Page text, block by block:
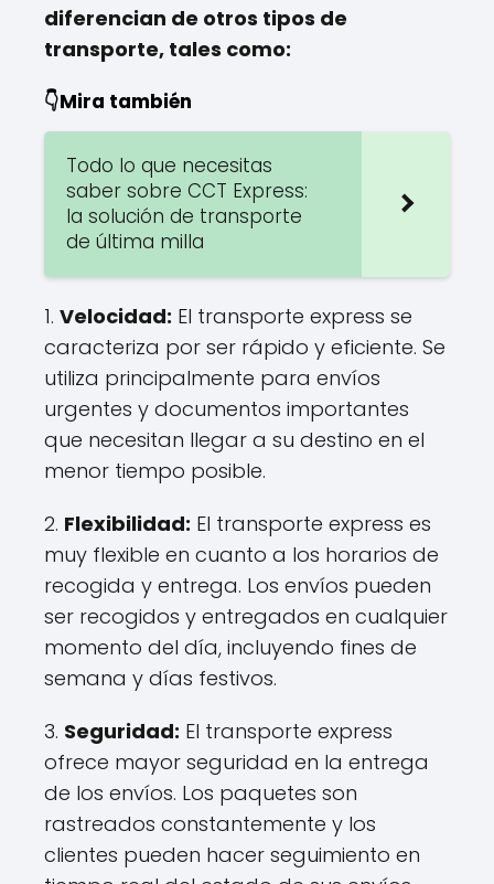
diferencian de otros tipos de
transporte, tales como:
👇Mira también
Todo lo que necesitas
saber sobre CCT Express:
la solución de transporte
de última milla
1. Velocidad: El transporte express se
caracteriza por ser rápido y eficiente. Se
utiliza principalmente para envíos
urgentes y documentos importantes
que necesitan llegar a su destino en el
menor tiempo posible.
2. Flexibilidad: El transporte express es
muy flexible en cuanto a los horarios de
recogida y entrega. Los envíos pueden
ser recogidos y entregados en cualquier
momento del día, incluyendo fines de
semana y días festivos.
3. Seguridad: El transporte express
ofrece mayor seguridad en la entrega
de los envíos. Los paquetes son
rastreados constantemente y los
clientes pueden hacer seguimiento en